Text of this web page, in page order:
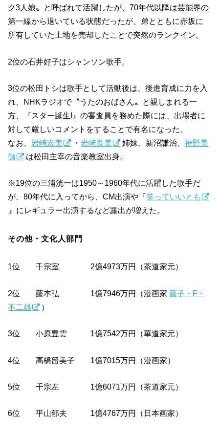
ク3人娘〟と呼ばれて活躍したが、70年代以降は芸能界の
第一線から退いている状態だったが、弟とともに赤坂に
所有していた土地を売却したことで突然のランクイン。
2位の石井好子はシャンソン歌手。
3位の松田トシは歌手として活動後は、後進育成に力を入
れ、NHKラジオで〝うたのおばさん〟と親しまれる一
方、『スター誕生!』の審査員を務めた際には、出場者に
対して厳しいコメントをすることで有名になった。
なお、岩崎宏美 ・岩崎良美 姉妹、新沼謙治、神野美
伽
は松田主宰の音楽教室出身。
※19位の三浦洸一は1950～1960年代に活躍した歌手だ
が、80年代に入ってから、CM出演や『笑っていいとも
』にレギュラー出演するなど露出が増えた。
その他・文化人部門
1位 千宗室 2億4973万円（茶道家元）
2位 藤本弘 1億7946万円（漫画家藤子・F・
不二雄
）
3位 小原豊雲 1億7542万円（華道家元）
4位 高橋留美子 1億7015万円（漫画家）
5位 千宗左 1億6071万円（茶道家元）
6位 平山郁夫 1億4767万円（日本画家）